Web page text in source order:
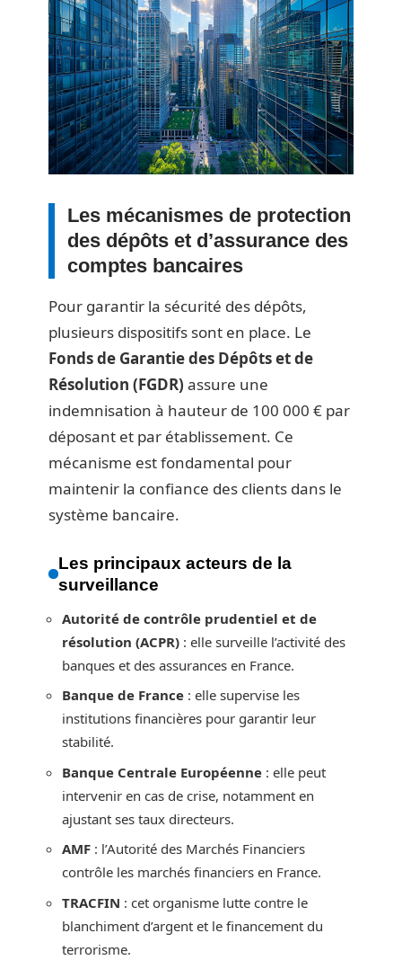
Les mécanismes de protection
des dépôts et d’assurance des
comptes bancaires
Pour garantir la sécurité des dépôts,
plusieurs dispositifs sont en place. Le
Fonds de Garantie des Dépôts et de
Résolution (FGDR) assure une
indemnisation à hauteur de 100 000 € par
déposant et par établissement. Ce
mécanisme est fondamental pour
maintenir la confiance des clients dans le
système bancaire.
Les principaux acteurs de la
surveillance
Autorité de contrôle prudentiel et de
résolution (ACPR) : elle surveille l’activité des
banques et des assurances en France.
Banque de France : elle supervise les
institutions financières pour garantir leur
stabilité.
Banque Centrale Européenne : elle peut
intervenir en cas de crise, notamment en
ajustant ses taux directeurs.
AMF : l’Autorité des Marchés Financiers
contrôle les marchés financiers en France.
TRACFIN : cet organisme lutte contre le
blanchiment d’argent et le financement du
terrorisme.